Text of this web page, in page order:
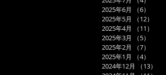
2025年6月
（6）
2025年5月
（12）
2025年4月
（11）
2025年3月
（5）
2025年2月
（7）
2025年1月
（4）
2024年12月
（13）